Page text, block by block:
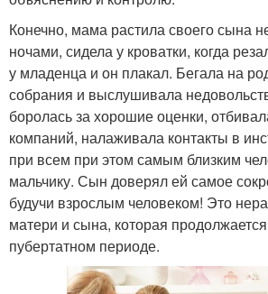
Конечно, мама растила своего сына
ночами, сидела у кроватки, когда
у младенца и он плакал. Бегала на
собрания и выслушивала
боролась за хорошие оценки,
компаний, налаживала контакты в
при всем при этом самым близким
мальчику. Сын доверял ей самое
будучи взрослым человеком! Это
матери и сына, которая
пубертатном периоде.